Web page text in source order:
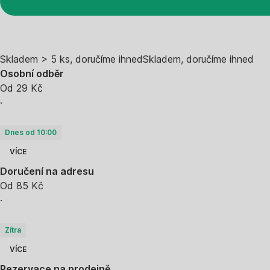
Skladem > 5 ks, doručíme ihnedSkladem, doručíme ihned
Osobní odběr
Od 29 Kč
·
Dnes od 10:00
VÍCE
Doručení na adresu
Od 85 Kč
·
Zítra
VÍCE